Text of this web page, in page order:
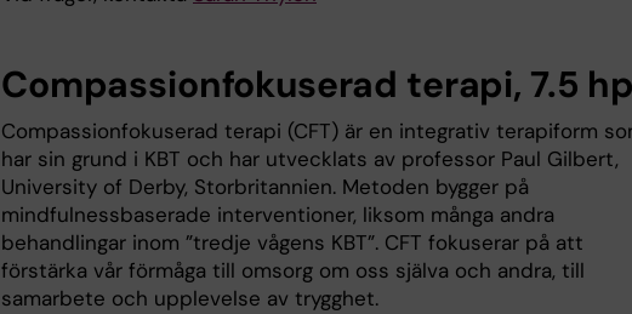
Compassionfokuserad terapi, 7.5 hp
Compassionfokuserad terapi (CFT) är en integrativ terapiform
har sin grund i KBT och har utvecklats av professor Paul Gilbert,
University of Derby, Storbritannien. Metoden bygger på
mindfulnessbaserade interventioner, liksom många andra
behandlingar inom ”tredje vågens KBT”. CFT fokuserar på att
förstärka vår förmåga till omsorg om oss själva och andra, till
samarbete och upplevelse av trygghet.